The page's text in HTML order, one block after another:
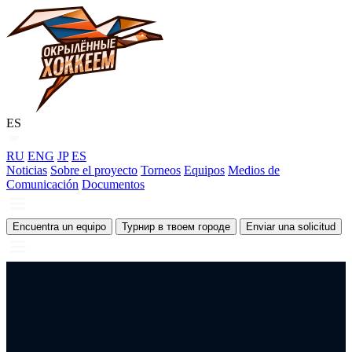
ES
RU ENG JP ES
Noticias Sobre el proyecto Torneos Equipos Medios de
Comunicación Documentos
Encuentra un equipo Турнир в твоем городе Enviar una solicitud